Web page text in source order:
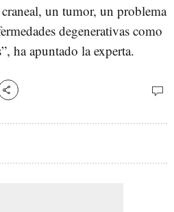
un tumor, un problema
degenerativas como
ha apuntado la experta.